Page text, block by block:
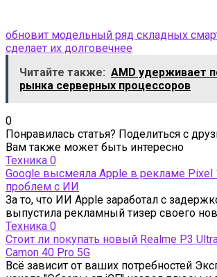
обновит модельный ряд складных
сделает их долговечнее
Читайте также: AMD удерживает
рынка серверных процессоров
0
Понравилась статья? Поделиться с
Вам также может быть интересно
Техника 0
Google высмеяла Apple в рекламе Pixel
проблем с ИИ
За то, что ИИ Apple заработал с
выпустила рекламный тизер своего
Техника 0
Стоит ли покупать новый Realme P3
Camon 40 Pro 5G
Всё зависит от ваших потребностей